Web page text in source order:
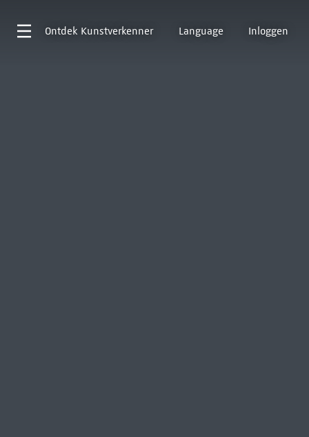
Ontdek Kunstverkenner Language Inloggen